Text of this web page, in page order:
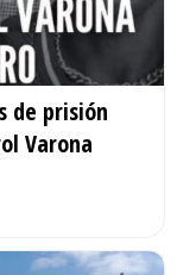
de prisión
Varona